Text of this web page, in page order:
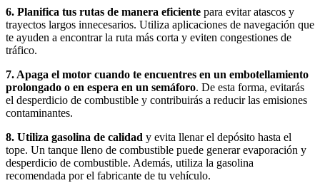
6. Planifica tus rutas de manera eficiente para evitar atascos y
trayectos largos innecesarios. Utiliza aplicaciones de navegación que
te ayuden a encontrar la ruta más corta y eviten congestiones de
tráfico.
7. Apaga el motor cuando te encuentres en un embotellamiento
prolongado o en espera en un semáforo. De esta forma, evitarás
el desperdicio de combustible y contribuirás a reducir las emisiones
contaminantes.
8. Utiliza gasolina de calidad y evita llenar el depósito hasta el
tope. Un tanque lleno de combustible puede generar evaporación y
desperdicio de combustible. Además, utiliza la gasolina
recomendada por el fabricante de tu vehículo.